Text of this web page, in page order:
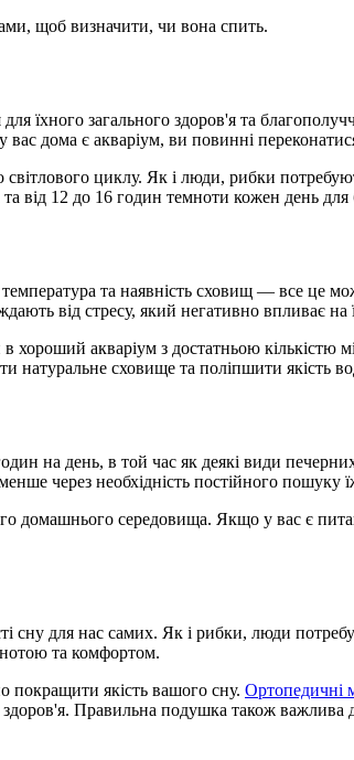
щоб визначити, чи вона спить.
їхного загального здоров'я та
вас дома є акваріум, ви повинні
циклу. Як і люди, рибки
від 12 до 16 годин темноти кожен день для
та наявність сховищ — все це
від стресу, який негативно впливає на
акваріум з достатньою кількістю
натуральне сховище та поліпшити якість
на день, в той час як деякі види
через необхідність постійного пошуку
домашнього середовища. Якщо у вас є
для нас самих. Як і рибки, люди
та комфортом.
покращити якість вашого сну. Ортопедичні
Правильна подушка також важлива